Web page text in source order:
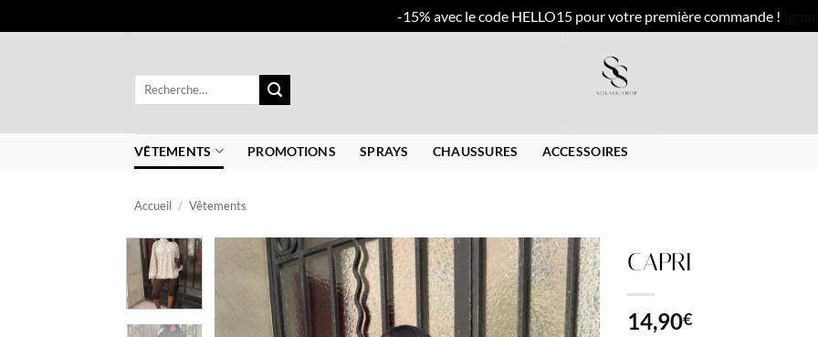
-15% avec le code HELLO15 pour votre première commande !
Recherche
VÊTEMENTS PROMOTIONS SPRAYS CHAUSSURES ACCESSOIRES
Accueil / Vêtements
CAPRI
14,90€